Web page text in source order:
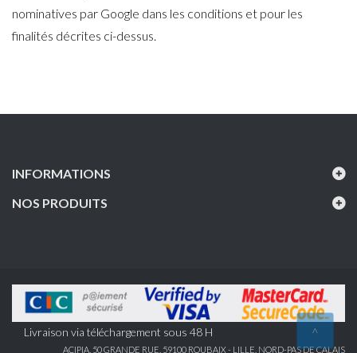
<
nominatives par Google dans les conditions et pour les
finalités décrites ci-dessus.
INFORMATIONS
NOS PRODUITS
Livraison via téléchargement sous 48 H
ACIPIA, 50 GRANDE RUE, 59100 ROUBAIX - LILLE, NORD-PAS DE CALAIS